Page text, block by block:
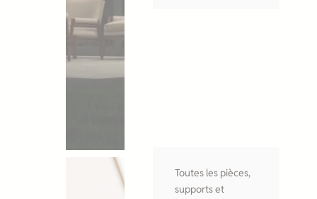
Toutes les pièces,
supports et